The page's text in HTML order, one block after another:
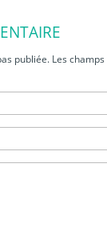
publiée. Les